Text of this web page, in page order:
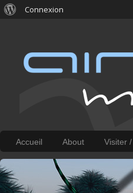
Accueil About Visiter
Connexion